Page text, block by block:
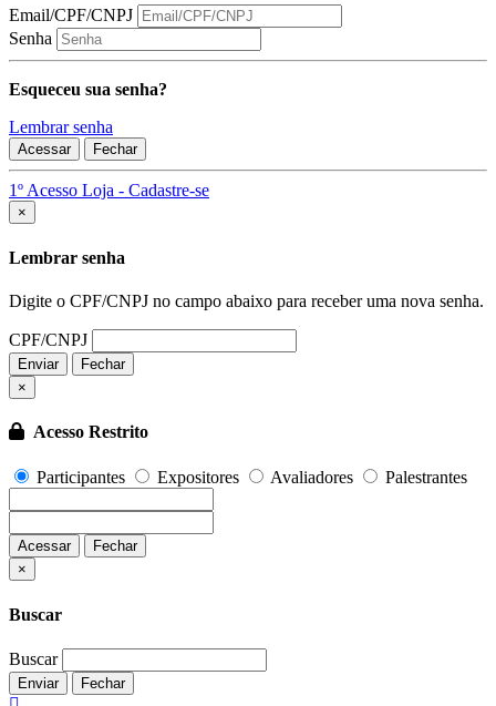
Email/CPF/CNPJ
Senha
Esqueceu sua senha?
Lembrar senha
Acessar Fechar
1º Acesso Loja - Cadastre-se
×
Lembrar senha
Digite o CPF/CNPJ no campo abaixo para receber uma nova senha.
CPF/CNPJ
Enviar
Fechar
×
Acesso Restrito
Participantes Expositores Avaliadores Palestrantes
Acessar
Fechar
×
Buscar
Buscar
Enviar Fechar